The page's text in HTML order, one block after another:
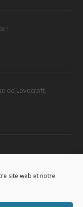
site web et notre
!
de Lovecraft,